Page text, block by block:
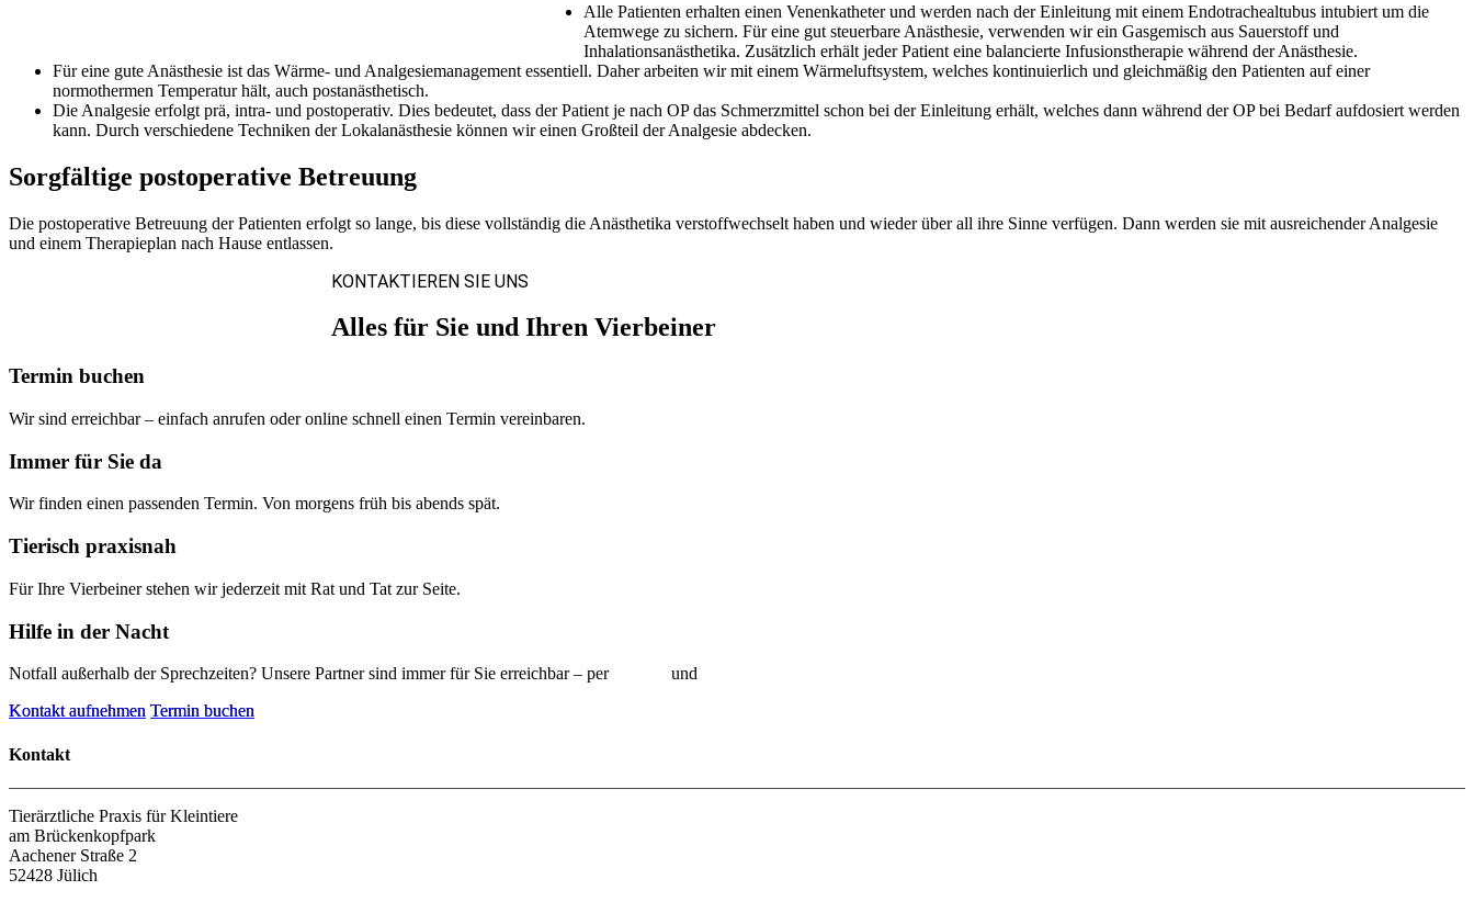
Alle Patienten erhalten einen Venenkatheter und werden nach der Einleitung mit einem Endotrachealtubus intubiert um die
Atemwege zu sichern. Für eine gut steuerbare Anästhesie, verwenden wir ein Gasgemisch aus Sauerstoff und
Inhalationsanästhetika. Zusätzlich erhält jeder Patient eine balancierte Infusionstherapie während der Anästhesie.
Für eine gute Anästhesie ist das Wärme- und Analgesiemanagement essentiell. Daher arbeiten wir mit einem Wärmeluftsystem, welches kontinuierlich und gleichmäßig den Patienten auf einer
normothermen Temperatur hält, auch postanästhetisch.
Die Analgesie erfolgt prä, intra- und postoperativ. Dies bedeutet, dass der Patient je nach OP das Schmerzmittel schon bei der Einleitung erhält, welches dann während der OP bei Bedarf aufdosiert werden
kann. Durch verschiedene Techniken der Lokalanästhesie können wir einen Großteil der Analgesie abdecken.
Sorgfältige postoperative Betreuung
Die postoperative Betreuung der Patienten erfolgt so lange, bis diese vollständig die Anästhetika verstoffwechselt haben und wieder über all ihre Sinne verfügen. Dann werden sie mit ausreichender Analgesie
und einem Therapieplan nach Hause entlassen.
KONTAKTIEREN SIE UNS
Alles für Sie und Ihren Vierbeiner
Termin buchen
Wir sind erreichbar – einfach anrufen oder online schnell einen Termin vereinbaren.
Immer für Sie da
Wir finden einen passenden Termin. Von morgens früh bis abends spät.
Tierisch praxisnah
Für Ihre Vierbeiner stehen wir jederzeit mit Rat und Tat zur Seite.
Hilfe in der Nacht
Notfall außerhalb der Sprechzeiten? Unsere Partner sind immer für Sie erreichbar – per und
Kontakt aufnehmen Termin buchen
Kontakt
Tierärztliche Praxis für Kleintiere
am Brückenkopfpark
Aachener Straße 2
52428 Jülich